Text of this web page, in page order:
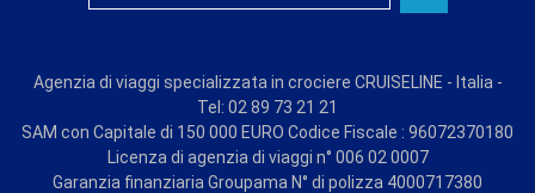
Agenzia di viaggi specializzata in crociere CRUISELINE - Italia -
Tel: 02 89 73 21 21
SAM con Capitale di 150 000 EURO Codice Fiscale : 96072370180
Licenza di agenzia di viaggi n° 006 02 0007
Garanzia finanziaria Groupama N° di polizza 4000717380